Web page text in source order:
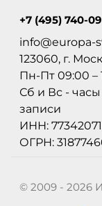
+7 (495) 740-
info@europa-
123060, г.
Пн-Пт 09:00 –
Сб и Вс -
записи
ИНН:
ОГРН:
© 2009 - 2026